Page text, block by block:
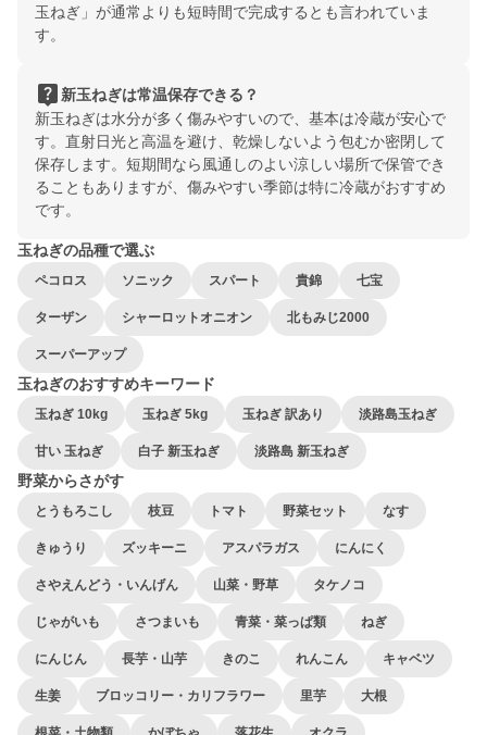
玉ねぎ」が通常よりも短時間で完成するとも言われていま
す。
live_help 新玉ねぎは常温保存できる？
新玉ねぎは水分が多く傷みやすいので、基本は冷蔵が安心で
す。直射日光と高温を避け、乾燥しないよう包むか密閉して
保存します。短期間なら風通しのよい涼しい場所で保管でき
ることもありますが、傷みやすい季節は特に冷蔵がおすすめ
です。
玉ねぎの品種で選ぶ
ペコロス ソニック スパート 貴錦 七宝
ターザン シャーロットオニオン 北もみじ2000
スーパーアップ
玉ねぎのおすすめキーワード
玉ねぎ 10kg 玉ねぎ 5kg 玉ねぎ 訳あり 淡路島玉ねぎ
甘い 玉ねぎ 白子 新玉ねぎ 淡路島 新玉ねぎ
野菜からさがす
とうもろこし 枝豆 トマト 野菜セット なす
きゅうり ズッキーニ アスパラガス にんにく
さやえんどう・いんげん 山菜・野草 タケノコ
じゃがいも さつまいも 青菜・菜っぱ類 ねぎ
にんじん 長芋・山芋 きのこ れんこん キャベツ
生姜 ブロッコリー・カリフラワー 里芋 大根